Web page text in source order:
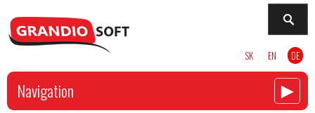
SK EN DE
Navigation ►